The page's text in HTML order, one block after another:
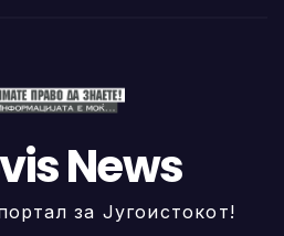
News
за Југоистокот!